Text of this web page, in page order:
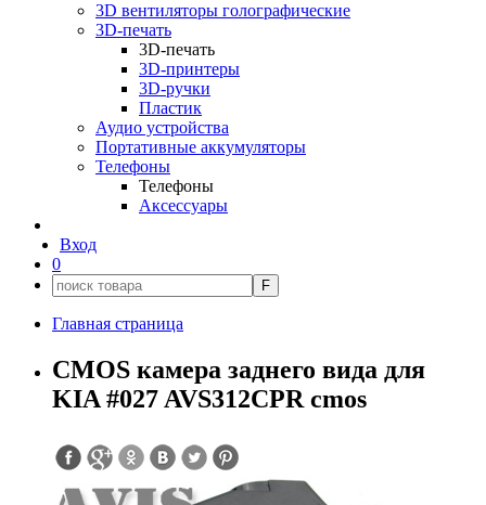
3D вентиляторы голографические
3D-печать
3D-печать
3D-принтеры
3D-ручки
Пластик
Аудио устройства
Портативные аккумуляторы
Телефоны
Телефоны
Аксессуары
Вход
0
F
Главная страница
CMOS камера заднего вида для
KIA #027 AVS312CPR cmos